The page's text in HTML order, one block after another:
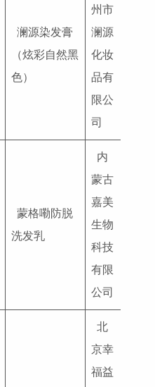
澜源染发膏
（炫彩自然黑
色）
州市
澜源
化妆
品有
限公
司
蒙格嘞防脱
洗发乳
内
蒙古
嘉美
生物
科技
有限
公司
北
京幸
福益